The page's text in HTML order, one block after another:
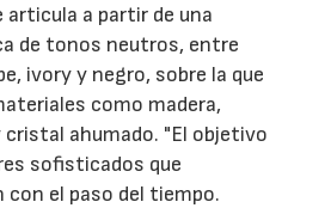
articula a partir de una
de tonos neutros, entre
ivory y negro, sobre la que
como madera,
cristal ahumado. "El objetivo
sofisticados que
con el paso del tiempo.